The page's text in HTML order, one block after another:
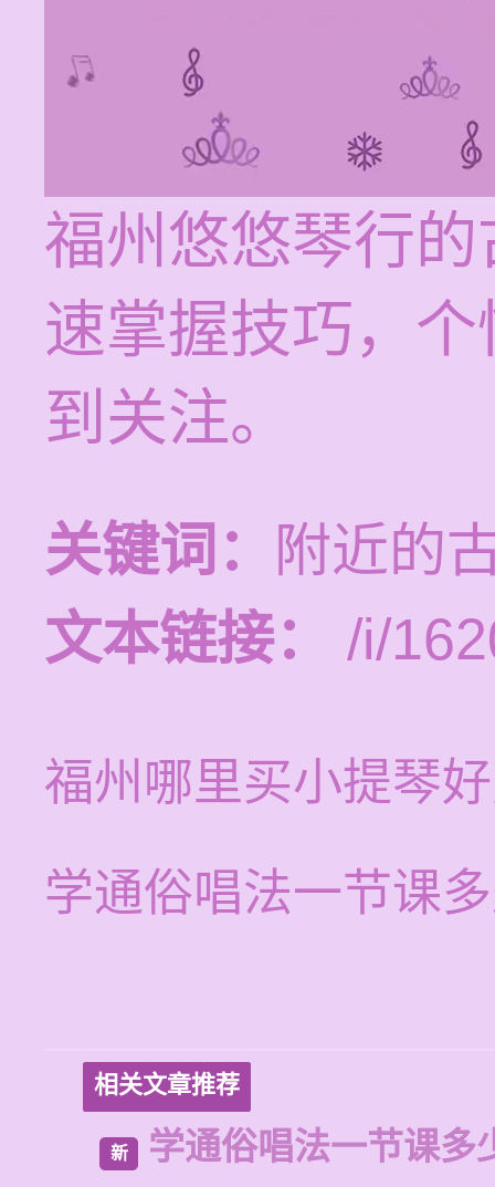
福州悠悠琴行
速掌握技巧，
到关注。
关键词：
附近的
文本链接：
/i/
福州哪里买小提琴
学通俗唱法一节课
相关文章推荐
新 学通俗唱法一节课多